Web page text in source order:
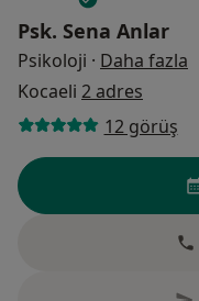
Psk. Sena Anlar
Psikoloji · Daha fazla
Kocaeli 2 adres
12 görüş